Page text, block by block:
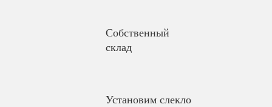
Собственный
склад
Установим слекло